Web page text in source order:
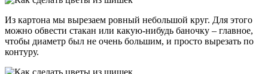
Из картона мы вырезаем ровный небольшой круг. Для этого
можно обвести стакан или какую-нибудь баночку – главное,
чтобы диаметр был не очень большим, и просто вырезать по
контуру.